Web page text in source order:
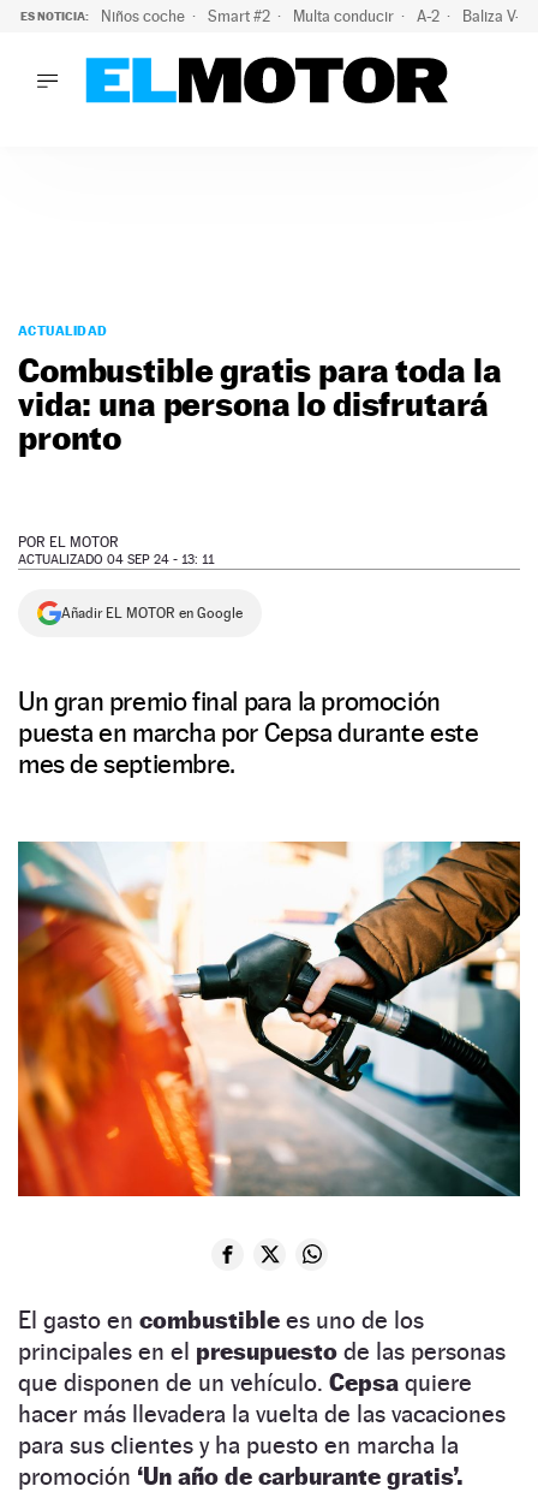
ES NOTICIA: Niños coche Smart #2 Multa conducir A-2 Baliza V-
PODCAST
MOTOS
TECNOLOGÍA
MOTORTV
NEWSLETTER
ACTUALIDAD
Combustible gratis para toda la
vida: una persona lo disfrutará
pronto
POR EL MOTOR
ACTUALIZADO 04 SEP 24 - 13: 11
Añadir EL MOTOR en Google
Un gran premio final para la promoción
puesta en marcha por Cepsa durante este
mes de septiembre.
El gasto en combustible es uno de los
principales en el presupuesto de las personas
que disponen de un vehículo. Cepsa quiere
hacer más llevadera la vuelta de las vacaciones
para sus clientes y ha puesto en marcha la
promoción ‘Un año de carburante gratis’.